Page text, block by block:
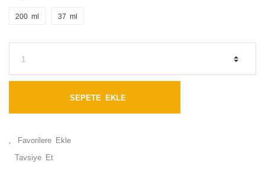
200 ml 37 ml
SEPETE EKLE
Tavsiye Et